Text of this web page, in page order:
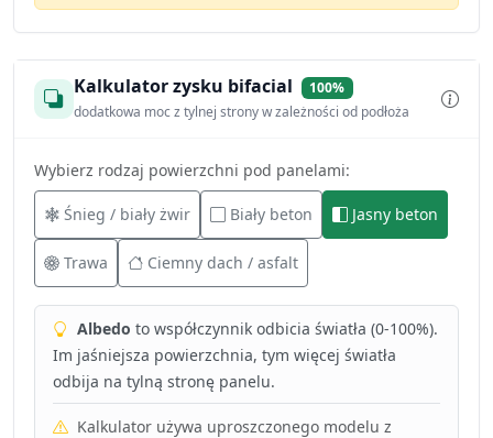
Kalkulator zysku bifacial
100%
dodatkowa moc z tylnej strony w zależności od podłoża
Wybierz rodzaj powierzchni pod panelami:
Śnieg / biały żwir Biały beton Jasny beton
Trawa Ciemny dach / asfalt
Albedo to współczynnik odbicia światła (0-100%).
Im jaśniejsza powierzchnia, tym więcej światła
odbija na tylną stronę panelu.
Kalkulator używa uproszczonego modelu z